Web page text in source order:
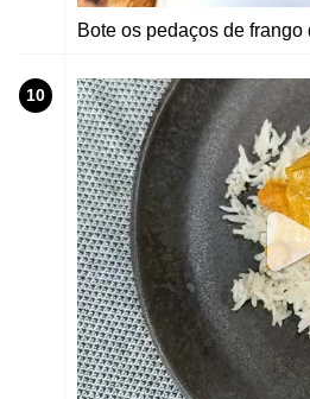
Bote os pedaços de frango
10